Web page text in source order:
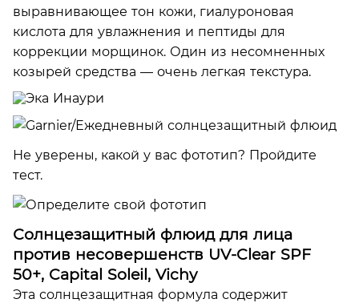
выравнивающее тон кожи, гиалуроновая
кислота для увлажнения и пептиды для
коррекции морщинок. Один из несомненных
козырей средства — очень легкая текстура.
Не уверены, какой у вас фототип? Пройдите
тест.
Солнцезащитный флюид для лица
против несовершенств UV-Clear SPF
50+, Capital Soleil, Vichy
Эта солнцезащитная формула содержит